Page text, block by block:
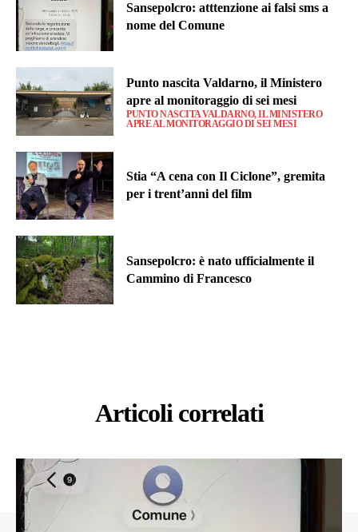
Sansepolcro: atttenzione ai falsi sms a
nome del Comune
Punto nascita Valdarno, il Ministero
apre al monitoraggio di sei mesi
PUNTO NASCITA VALDARNO, IL MINISTERO
APRE AL MONITORAGGIO DI SEI MESI
Stia “A cena con Il Ciclone”, gremita
per i trent’anni del film
Sansepolcro: è nato ufficialmente il
Cammino di Francesco
Articoli correlati